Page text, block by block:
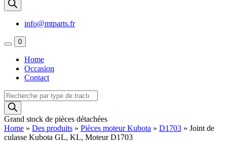
produits
info@mtparts.fr
0
Home
Occasion
Contact
Recherche
de
produits
Grand stock de pièces détachées
Home » Des produits » Pièces moteur Kubota » D1703 » Joint de
culasse Kubota GL, KL, Moteur D1703